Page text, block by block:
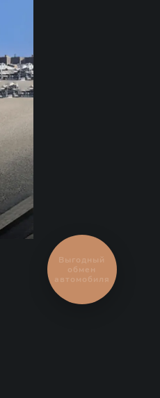
Выгодный
обмен
автомобиля